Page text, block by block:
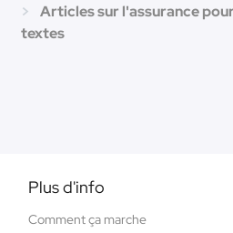
Articles sur l'assurance
textes
Plus d'info
Comment ça marche